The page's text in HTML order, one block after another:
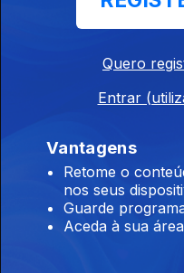
Quero
Entrar
Vantagens
Retome o
nos seus
Guarde
Aceda à sua